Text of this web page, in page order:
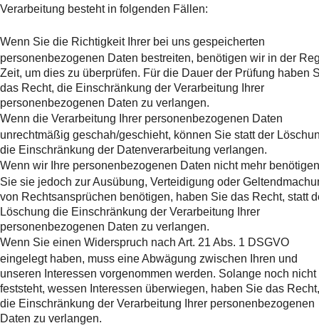
Verarbeitung besteht in folgenden Fällen:
Wenn Sie die Richtigkeit Ihrer bei uns gespeicherten
personenbezogenen Daten bestreiten, benötigen wir in der
Zeit, um dies zu überprüfen. Für die Dauer der Prüfung haben
das Recht, die Einschränkung der Verarbeitung Ihrer
personenbezogenen Daten zu verlangen.
Wenn die Verarbeitung Ihrer personenbezogenen Daten
unrechtmäßig geschah/geschieht, können Sie statt der
die Einschränkung der Datenverarbeitung verlangen.
Wenn wir Ihre personenbezogenen Daten nicht mehr
Sie sie jedoch zur Ausübung, Verteidigung oder
von Rechtsansprüchen benötigen, haben Sie das Recht, statt
Löschung die Einschränkung der Verarbeitung Ihrer
personenbezogenen Daten zu verlangen.
Wenn Sie einen Widerspruch nach Art. 21 Abs. 1 DSGVO
eingelegt haben, muss eine Abwägung zwischen Ihren und
unseren Interessen vorgenommen werden. Solange noch nicht
feststeht, wessen Interessen überwiegen, haben Sie das Recht,
die Einschränkung der Verarbeitung Ihrer personenbezogenen
Daten zu verlangen.